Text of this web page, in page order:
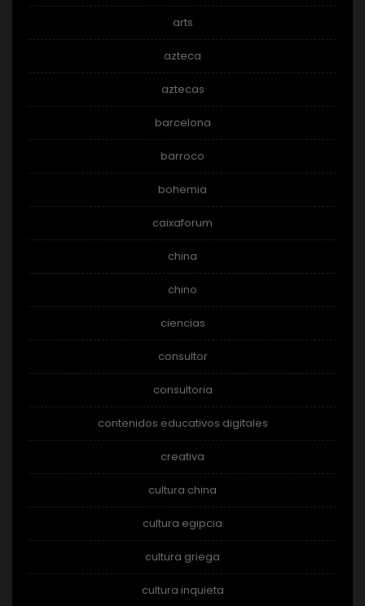
arts
azteca
aztecas
barcelona
barroco
bohemia
caixaforum
china
chino
ciencias
consultor
consultoria
contenidos educativos digitales
creativa
cultura china
cultura egipcia
cultura griega
cultura inquieta